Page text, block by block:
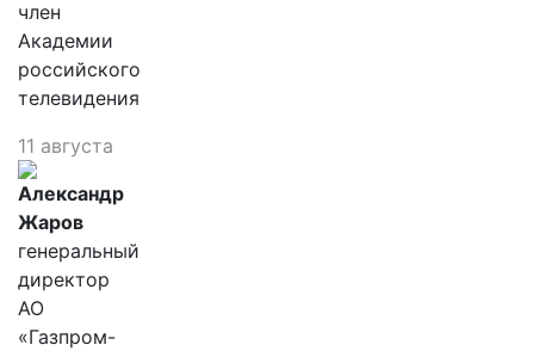
член
Академии
российского
телевидения
11 августа
Александр
Жаров
генеральный
директор
АО
«Газпром-